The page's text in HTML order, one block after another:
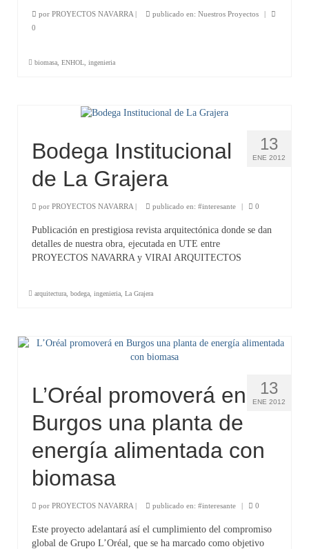
por PROYECTOS NAVARRA | publicado en: Nuestros Proyectos
|
0
biomasa ENHOL ingenieria
13
ENE 2012
Bodega Institucional
de La Grajera
por PROYECTOS NAVARRA | publicado en: #interesante | 0
Publicación en prestigiosa revista arquitectónica donde se dan
detalles de nuestra obra, ejecutada en UTE entre
PROYECTOS NAVARRA y VIRAI ARQUITECTOS
arquitectura bodega ingenieria La Grajera
13
ENE 2012
L’Oréal promoverá en
Burgos una planta de
energía alimentada con
biomasa
por PROYECTOS NAVARRA | publicado en: #interesante | 0
Este proyecto adelantará así el cumplimiento del compromiso
global de Grupo L’Oréal, que se ha marcado como objetivo